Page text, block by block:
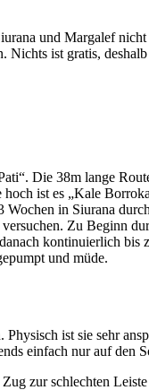
und Margalef nicht
Nichts ist gratis,
Die 38m lange
ist es „Kale
Wochen in Siurana
Zu Beginn
kontinuierlich bis
und müde.
ist sie sehr
einfach nur auf den
zur schlechten